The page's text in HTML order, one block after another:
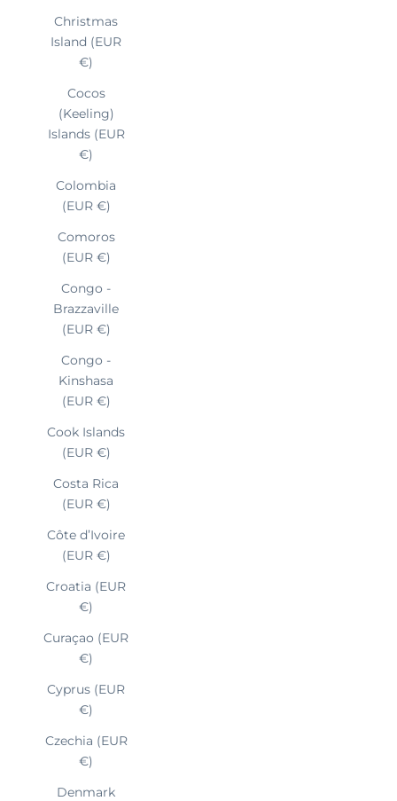
Christmas
Island (EUR
€)
Cocos
(Keeling)
Islands (EUR
€)
Colombia
(EUR €)
Comoros
(EUR €)
Congo -
Brazzaville
(EUR €)
Congo -
Kinshasa
(EUR €)
Cook Islands
(EUR €)
Costa Rica
(EUR €)
Côte d’Ivoire
(EUR €)
Croatia (EUR
€)
Curaçao (EUR
€)
Cyprus (EUR
€)
Czechia (EUR
€)
Denmark